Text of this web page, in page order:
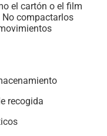
el cartón o el film
compactarlos
recogida